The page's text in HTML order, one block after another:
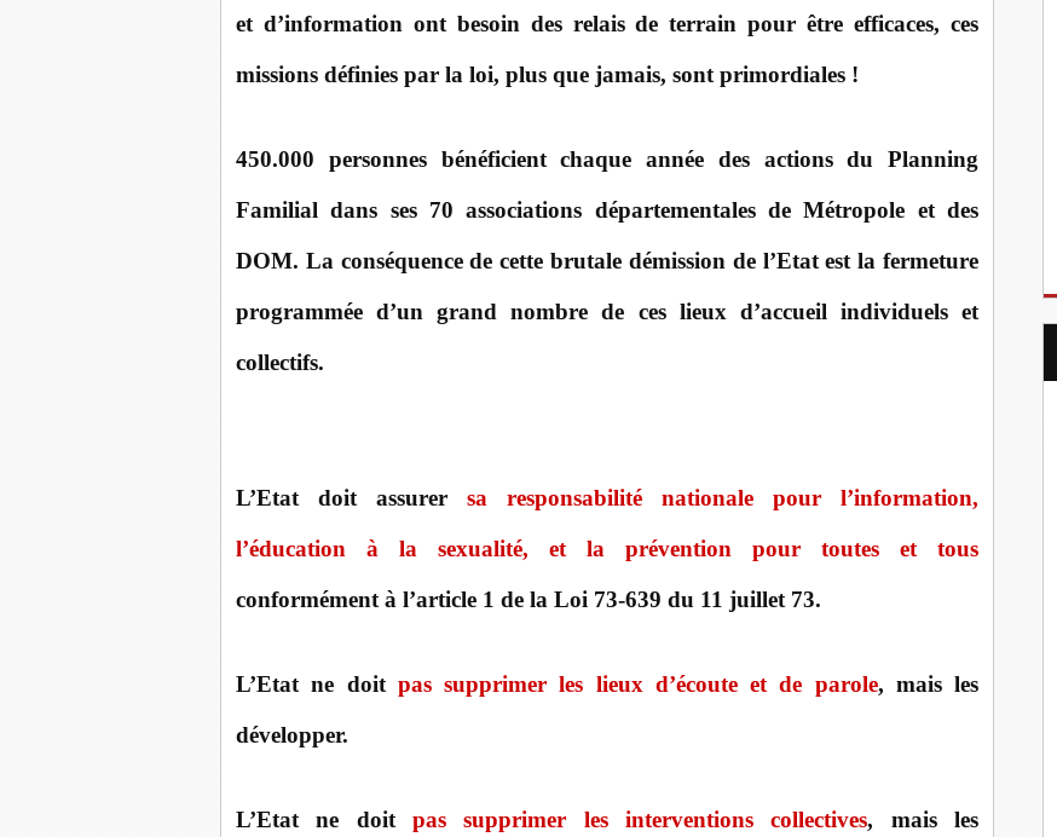
et d’information ont besoin des relais de terrain pour être efficaces, ces
missions définies par la loi, plus que jamais, sont primordiales !
450.000 personnes bénéficient chaque année des actions du Planning
Familial dans ses 70 associations départementales de Métropole et des
DOM. La conséquence de cette brutale démission de l’Etat est la fermeture
programmée d’un grand nombre de ces lieux d’accueil individuels et
collectifs.
L’Etat doit assurer sa responsabilité nationale pour l’information,
l’éducation à la sexualité, et la prévention pour toutes et tous
conformément à l’article 1 de la Loi 73-639 du 11 juillet 73.
L’Etat ne doit pas supprimer les lieux d’écoute et de parole, mais les
développer.
L’Etat ne doitpas supprimer les interventions collectives, mais les